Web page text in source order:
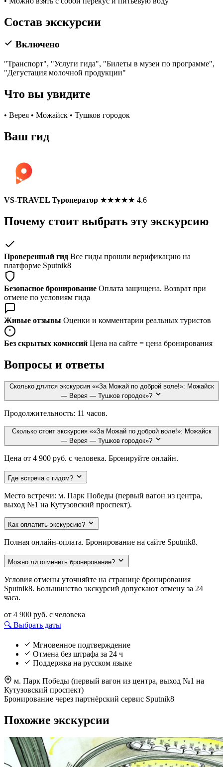
Состав экскурсии
Включено
"Транспорт", "Услуги гида", "Билеты в музеи по программе",
"Дегустация молочной продукции"
Что вы увидите
• Верея • Можайск • Тушков городок
Ваш гид
VS-TRAVEL Туроператор ★★★★★ 4.6
Почему стоит выбрать эту экскурсию
Проверенный гид Все гиды прошли верификацию на
платформе Sputnik8
Безопасное бронирование Оплата защищена. Возврат при
отмене по условиям гида
Живые отзывы Оценки и комментарии реальных туристов
Без скрытых комиссий Цена на сайте = цена бронирования
Вопросы и ответы
Сколько длится экскурсия ««За Можай по доброй воле!»: Можайск
— Верея — Тушков городок»?
Продолжительность: 11 часов.
Сколько стоит экскурсия ««За Можай по доброй воле!»: Можайск
— Верея — Тушков городок»?
Цена от 4 900 руб. с человека. Бронируйте онлайн.
Где встреча с гидом?
Место встречи: м. Парк Победы (первый вагон из центра,
выход №1 на Кутузовский проспект).
Как оплатить экскурсию?
Полная онлайн-оплата. Бронирование на сайте Sputnik8.
Можно ли отменить бронирование?
Условия отмены уточняйте на странице бронирования
Sputnik8. Большинство экскурсий допускают отмену за 24
часа.
от 4 900 руб. с человека
🔍 Выбрать даты
Мгновенное подтверждение
Отмена без штрафа за 24 ч
Поддержка на русском языке
м. Парк Победы (первый вагон из центра, выход №1 на
Кутузовский проспект)
Бронирование через партнёрский сервис Sputnik8
Похожие экскурсии